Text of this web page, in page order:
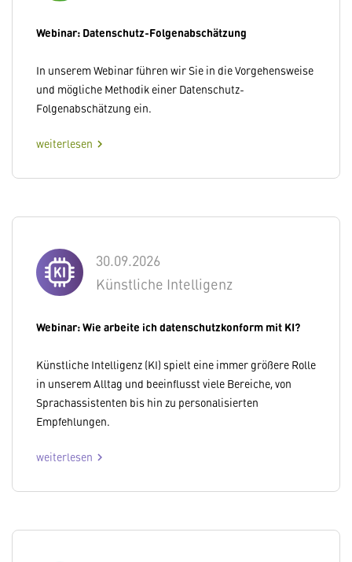
Webinar: Datenschutz-Folgenabschätzung
In unserem Webinar führen wir Sie in die Vorgehensweise
und mögliche Methodik einer Datenschutz-
Folgenabschätzung ein.
weiterlesen chevron_right
30.09.2026
Künstliche Intelligenz
Webinar: Wie arbeite ich datenschutzkonform mit KI?
Künstliche Intelligenz (KI) spielt eine immer größere Rolle
in unserem Alltag und beeinflusst viele Bereiche, von
Sprachassistenten bis hin zu personalisierten
Empfehlungen.
weiterlesen chevron_right